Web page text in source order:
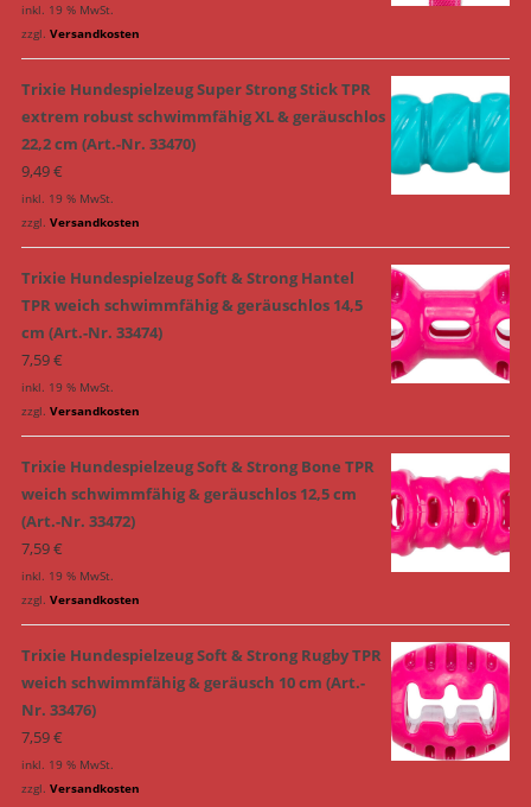
inkl. 19 % MwSt.
zzgl. Versandkosten
Trixie Hundespielzeug Super Strong Stick TPR
extrem robust schwimmfähig XL & geräuschlos
22,2 cm (Art.-Nr. 33470)
9,49€
inkl. 19 % MwSt.
zzgl. Versandkosten
Trixie Hundespielzeug Soft & Strong Hantel
TPR weich schwimmfähig & geräuschlos 14,5
cm (Art.-Nr. 33474)
7,59€
inkl. 19 % MwSt.
zzgl. Versandkosten
Trixie Hundespielzeug Soft & Strong Bone TPR
weich schwimmfähig & geräuschlos 12,5 cm
(Art.-Nr. 33472)
7,59€
inkl. 19 % MwSt.
zzgl. Versandkosten
Trixie Hundespielzeug Soft & Strong Rugby TPR
weich schwimmfähig & geräusch 10 cm (Art.-
Nr. 33476)
7,59€
inkl. 19 % MwSt.
zzgl. Versandkosten